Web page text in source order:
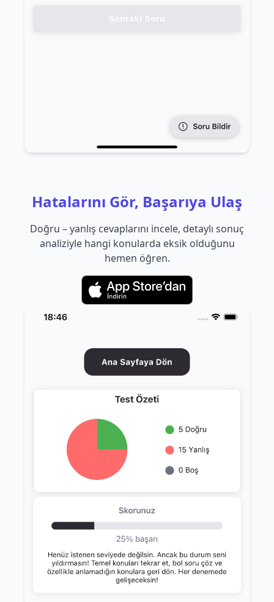
Hatalarını Gör, Başarıya Ulaş
Doğru – yanlış cevaplarını incele, detaylı sonuç
analiziyle hangi konularda eksik olduğunu
hemen öğren.